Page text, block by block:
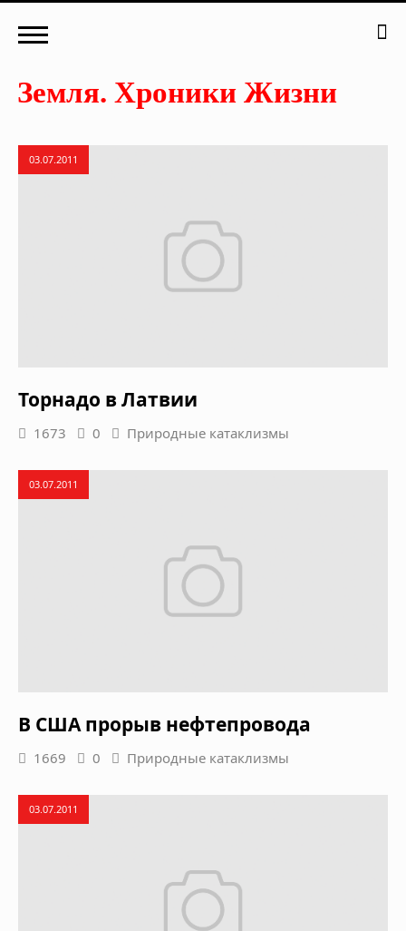
03.07.2011
Торнадо в Латвии
1673 0 Природные катаклизмы
03.07.2011
В США прорыв нефтепровода
1669 0 Природные катаклизмы
03.07.2011